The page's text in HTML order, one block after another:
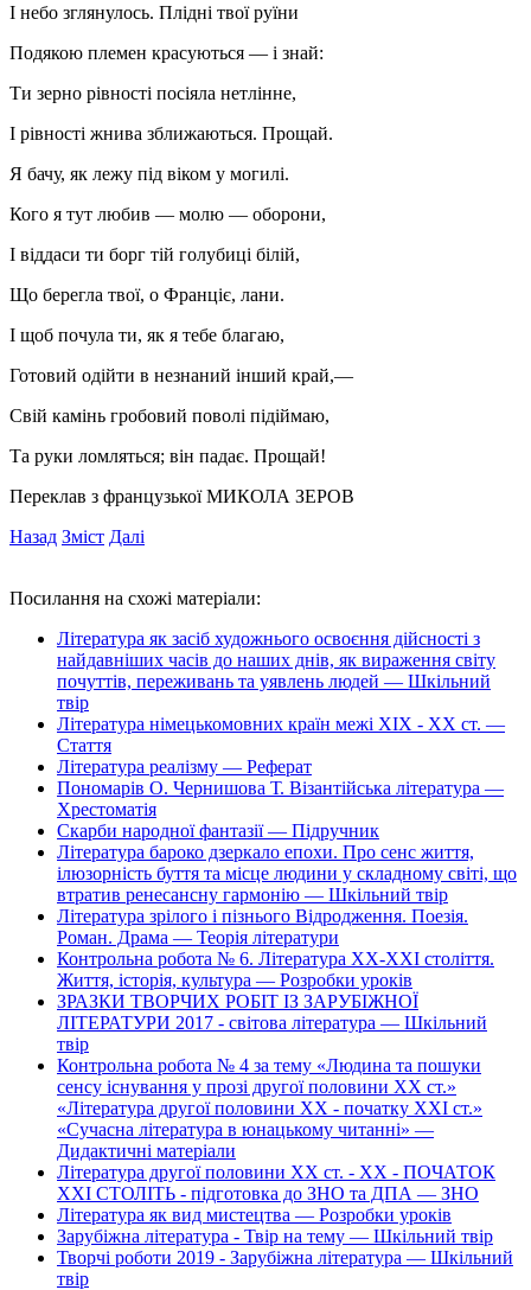
І небо зглянулось. Плідні твої руїни
Подякою племен красуються — і знай:
Ти зерно рівності посіяла нетлінне,
І рівності жнива зближаються. Прощай.
Я бачу, як лежу під віком у могилі.
Кого я тут любив — молю — оборони,
І віддаси ти борг тій голубиці білій,
Що берегла твої, о Франціє, лани.
І щоб почула ти, як я тебе благаю,
Готовий одійти в незнаний інший край,—
Свій камінь гробовий поволі підіймаю,
Та руки ломляться; він падає. Прощай!
Переклав з французької МИКОЛА ЗЕРОВ
Назад Зміст Далі
Посилання на схожі матеріали:
Література як засіб художнього освоєння дійсності з
найдавніших часів до наших днів, як вираження світу
почуттів, переживань та уявлень людей — Шкільний
твір
Література німецькомовних країн межі ХІХ - ХХ ст. —
Стаття
Література реалізму — Реферат
Пономарів О. Чернишова Т. Візантійська література —
Хрестоматія
Скарби народної фантазії — Підручник
Література бароко дзеркало епохи. Про сенс життя,
ілюзорність буття та місце людини у складному світі, що
втратив ренесансну гармонію — Шкільний твір
Література зрілого і пізнього Відродження. Поезія.
Роман. Драма — Теорія літератури
Контрольна робота № 6. Література ХХ-ХХІ століття.
Життя, історія, культура — Розробки уроків
ЗРАЗКИ ТВОРЧИХ РОБІТ ІЗ ЗАРУБІЖНОЇ
ЛІТЕРАТУРИ 2017 - світова література — Шкільний
твір
Контрольна робота № 4 за тему «Людина та пошуки
сенсу існування у прозі другої половини ХХ ст.»
«Література другої половини ХХ - початку ХХІ ст.»
«Сучасна література в юнацькому читанні» —
Дидактичні матеріали
Література другої половини XX ст. - XX - ПОЧАТОК
XXI СТОЛІТЬ - підготовка до ЗНО та ДПА — ЗНО
Література як вид мистецтва — Розробки уроків
Зарубіжна література - Твір на тему — Шкільний твір
Творчі роботи 2019 - Зарубіжна література — Шкільний
твір